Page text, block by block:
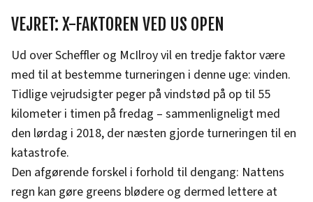
VEJRET: X-FAKTOREN VED US OPEN
Ud over Scheffler og McIlroy vil en tredje faktor være
med til at bestemme turneringen i denne uge: vinden.
Tidlige vejrudsigter peger på vindstød på op til 55
kilometer i timen på fredag – sammenligneligt med
den lørdag i 2018, der næsten gjorde turneringen til en
katastrofe.
Den afgørende forskel i forhold til dengang: Nattens
regn kan gøre greens blødere og dermed lettere at